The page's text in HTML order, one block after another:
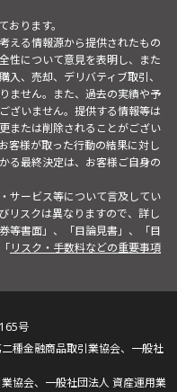
ります。
える情報源から提供されたもの
性について意見を表明し、また
、売却、デリバティブ取引、
ません。また、過去の実績や予
ざいません。提供する情報等は
または削除されることがござい
客様が取った行動の結果に対し
る最終決定は、お客様ご自身の
サービス等について言及してい
リスクは異なりますので、詳し
等書面」、「目論見書」、「目
リスク・手数料などの重要事項
号
種金融商品取引業協会、一般社
協会、一般社団法人 資産運用業